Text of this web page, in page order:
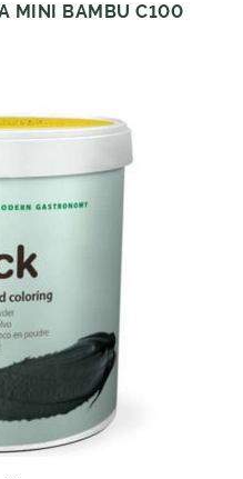
MINI BAMBU C100